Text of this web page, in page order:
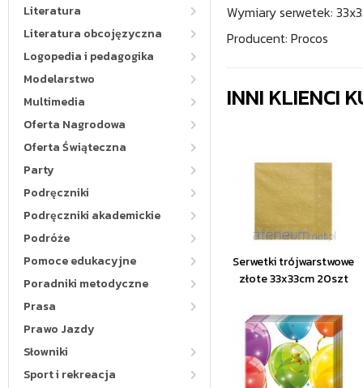
Literatura
Literatura obcojęzyczna
Logopedia i pedagogika
Modelarstwo
Multimedia
Oferta Nagrodowa
Oferta Świąteczna
Party
Podręczniki
Podręczniki akademickie
Podróże
Pomoce edukacyjne
Poradniki metodyczne
Prasa
Prawo Jazdy
Słowniki
Sport i rekreacja
Wymiary serwetek:
Producent: Procos
INNI KLIENCI
Serwetki trójwarstwowe
złote 33x33cm 20szt